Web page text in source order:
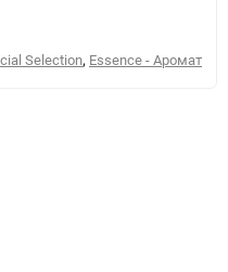
Selection, Essence - Аромат